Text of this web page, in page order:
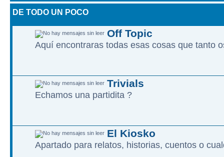
DE TODO UN POCO
Off Topic
Aquí encontraras todas esas cosas que tanto
Trivials
Echamos una partidita ?
El Kiosko
Apartado para relatos, historias, cuentos o